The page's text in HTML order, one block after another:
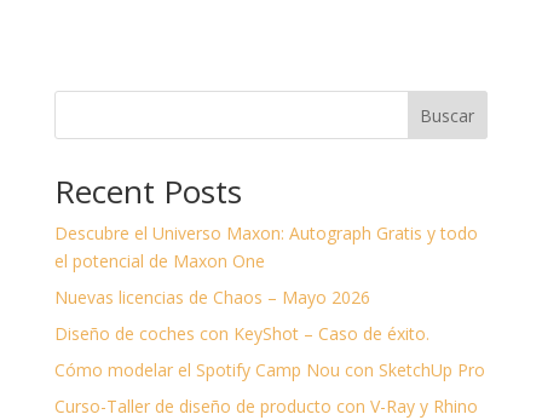
Buscar
Recent Posts
Descubre el Universo Maxon: Autograph Gratis y todo
el potencial de Maxon One
Nuevas licencias de Chaos – Mayo 2026
Diseño de coches con KeyShot – Caso de éxito.
Cómo modelar el Spotify Camp Nou con SketchUp Pro
Curso-Taller de diseño de producto con V-Ray y Rhino